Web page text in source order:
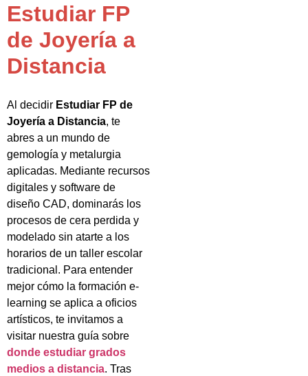
Estudiar FP
de Joyería a
Distancia
Al decidir Estudiar FP de
Joyería a Distancia, te
abres a un mundo de
gemología y metalurgia
aplicadas. Mediante recursos
digitales y software de
diseño CAD, dominarás los
procesos de cera perdida y
modelado sin atarte a los
horarios de un taller escolar
tradicional. Para entender
mejor cómo la formación e-
learning se aplica a oficios
artísticos, te invitamos a
visitar nuestra guía sobre
donde estudiar grados
medios a distancia. Tras